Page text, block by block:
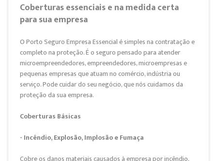
Coberturas essenciais e na medida certa
para sua empresa
O Porto Seguro Empresa Essencial é simples na contratação e
completo na proteção. É o seguro pensado para atender
microempreendedores, empreendedores, microempresas e
pequenas empresas que atuam no comércio, indústria ou
serviço. Pode cuidar do seu negócio, que nós cuidamos da
proteção da sua empresa.
Coberturas Básicas
- Incêndio, Explosão, Implosão e Fumaça